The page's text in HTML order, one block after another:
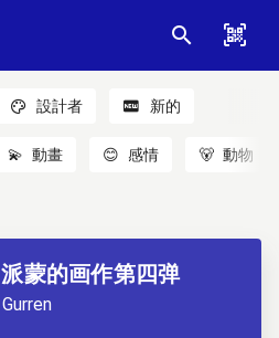
設計者 新的
💫 動畫 😊 感情 🐻 動物
派蒙的画作第四弹
Gurren